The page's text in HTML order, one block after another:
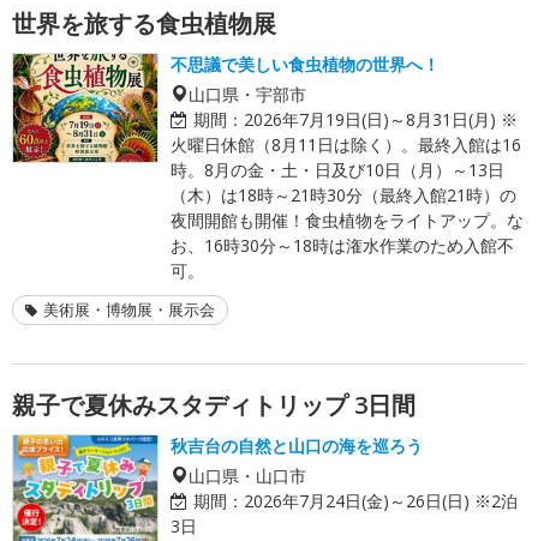
世界を旅する食虫植物展
不思議で美しい食虫植物の世界へ！
山口県・宇部市
期間： 2026年7月19日(日)～8月31日(月) ※
火曜日休館（8月11日は除く）。最終入館は16
時。8月の金・土・日及び10日（月）～13日
（木）は18時～21時30分（最終入館21時）の
夜間開館も開催！食虫植物をライトアップ。な
お、16時30分～18時は潅水作業のため入館不
可。
美術展・博物展・展示会
親子で夏休みスタディトリップ 3日間
秋吉台の自然と山口の海を巡ろう
山口県・山口市
期間： 2026年7月24日(金)～26日(日) ※2泊
3日